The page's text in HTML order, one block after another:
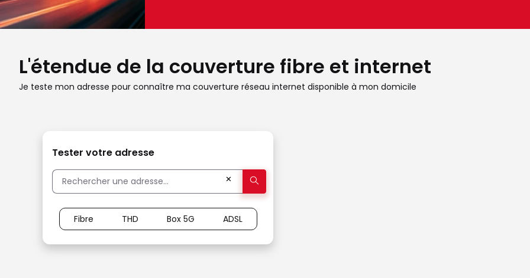
L'étendue de la couverture fibre et internet
Je teste mon adresse pour connaître ma couverture réseau internet disponible à mon domicile
Tester votre adresse
✕
Fibre THD Box 5G ADSL